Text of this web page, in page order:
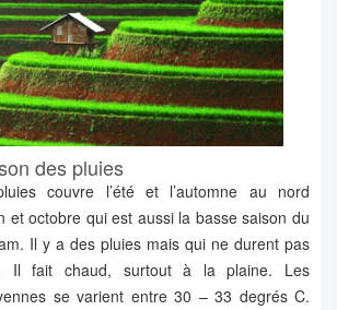
des pluies
couvre l’été et l’automne au nord
et octobre qui est aussi la basse saison du
Il y a des pluies mais qui ne durent pas
Il fait chaud, surtout à la plaine. Les
se varient entre 30 – 33 degrés C.